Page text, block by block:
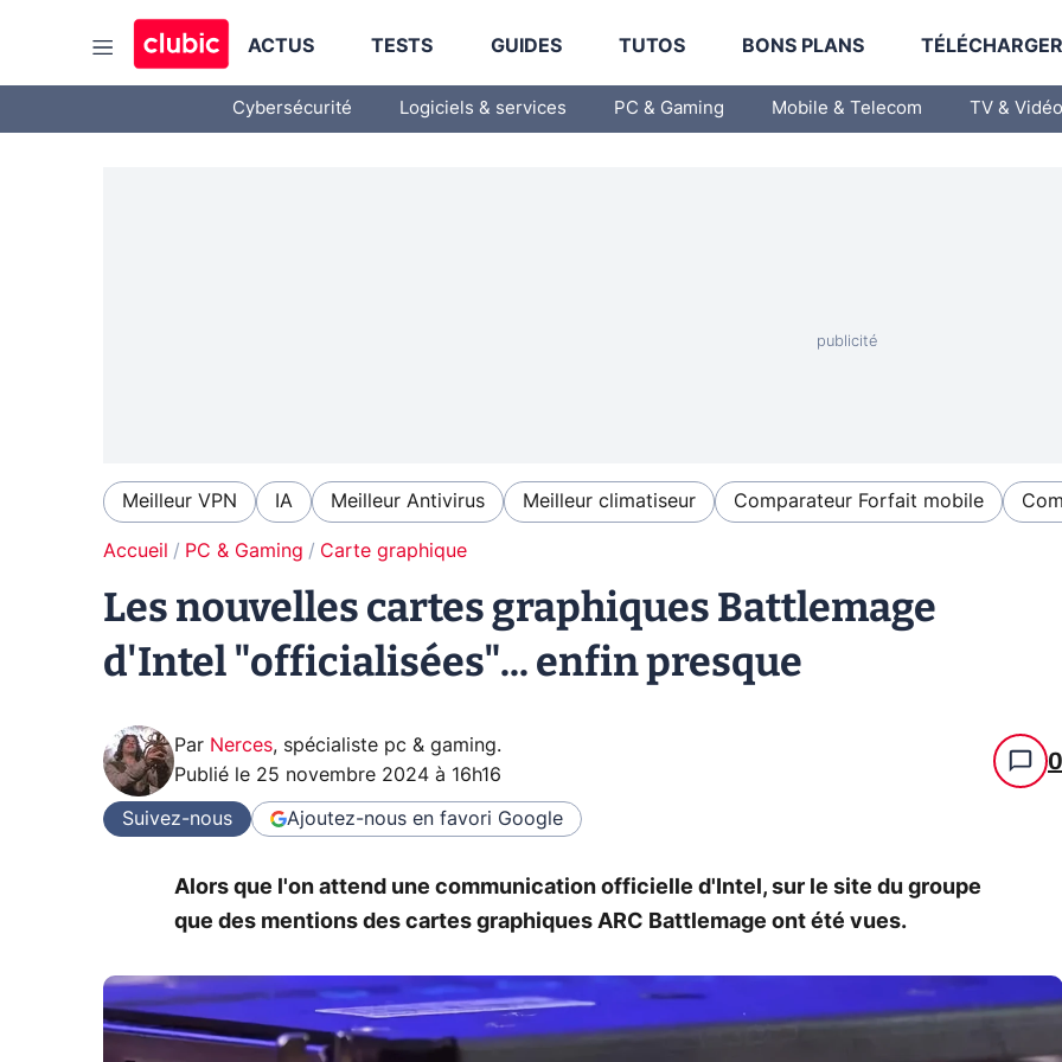
ACTUS TESTS GUIDES TUTOS BONS PLANS
Cybersécurité Logiciels & services PC & Gaming Mobile & Telecom TV & Vidéo
Meilleur VPN IA Meilleur Antivirus Meilleur climatiseur Comparateur Forfait mobile
Accueil PC & Gaming Carte graphique
Les nouvelles cartes graphiques Battlemage
d'Intel "officialisées"... enfin presque
Par Nerces, spécialiste pc & gaming.
Publié le 25 novembre 2024 à 16h16 0
Suivez-nous Ajoutez-nous en favori Google
Alors que l'on attend une communication officielle d'Intel, sur le site du groupe
que des mentions des cartes graphiques ARC Battlemage ont été vues.